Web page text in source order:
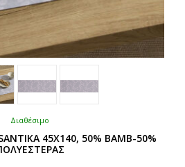
Διαθέσιμο
45Χ140, 50% BAMB-50%